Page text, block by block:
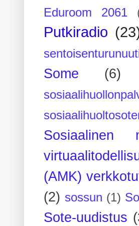
Eduroom 2061
Putkiradio
Some (6)
Sosiaalinen
(AMK)
(2) sossun (1)
Sote-uudistus